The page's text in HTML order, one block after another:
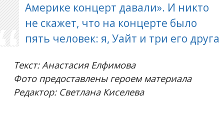
Америке концерт давали». И никто
не скажет, что на концерте было
пять человек: я, Уайт и три его друга
Текст: Анастасия Елфимова
Фото предоставлены героем материала
Редактор: Светлана Киселева